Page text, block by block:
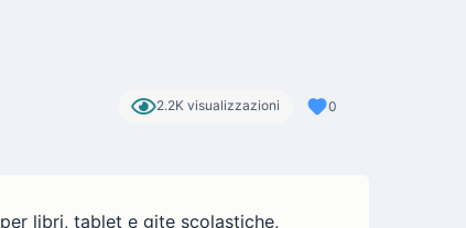
2.2K visualizzazioni 0
per libri, tablet e gite scolastiche,